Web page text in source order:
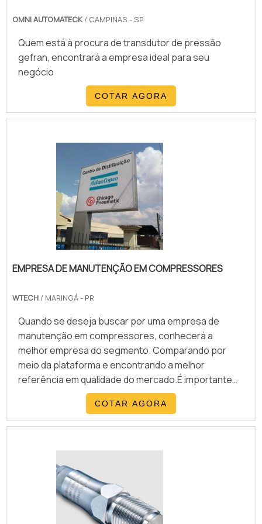
OMNI AUTOMATECK/ CAMPINAS - SP
Quem está à procura de transdutor de pressão
gefran, encontrará a empresa ideal para seu
negócio
COTAR AGORA
EMPRESA DE MANUTENÇÃO EM COMPRESSORES
WTECH / MARINGÁ - PR
Quando se deseja buscar por uma empresa de
manutenção em compressores, conhecerá a
melhor empresa do segmento. Comparando por
meio da plataforma e encontrando a melhor
referência em qualidade do mercado.É importante
lembrar que o serviço deve sempre ser prestado
por empresas especializadas no segmento. Esse
tipo de cuidado ajuda a garantir a qualidade e
com imprevistos e execuções mal elaboradas.
Assim, é possível poupar gastos desnecessários
que podem ser direcionados a outras áreas mais
importantes.ALGUNS DETALHES SOBRE EMPRESA
DE MANUTENÇÃO EM COMPRESSORESSe alguém
COTAR AGORA